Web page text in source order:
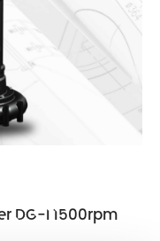
DG-I 1500rpm